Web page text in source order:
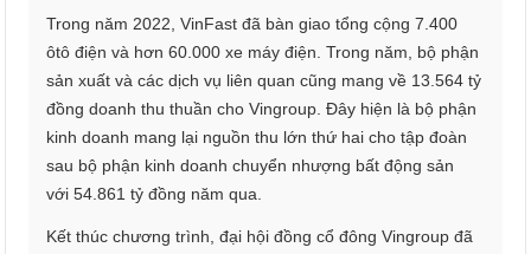
Trong năm 2022, VinFast đã bàn giao tổng cộng 7.400
ôtô điện và hơn 60.000 xe máy điện. Trong năm, bộ phận
sản xuất và các dịch vụ liên quan cũng mang về 13.564 tỷ
đồng doanh thu thuần cho Vingroup. Đây hiện là bộ phận
kinh doanh mang lại nguồn thu lớn thứ hai cho tập đoàn
sau bộ phận kinh doanh chuyển nhượng bất động sản
với 54.861 tỷ đồng năm qua.
Kết thúc chương trình, đại hội đồng cổ đông Vingroup đã